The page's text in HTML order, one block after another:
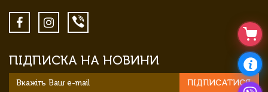
ПІДПИСКА НА НОВИНИ
ПІДПИСАТИСЯ